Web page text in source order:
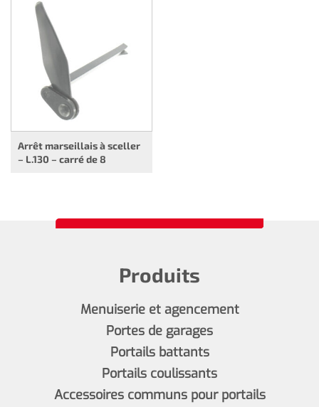
Arrêt marseillais à sceller
– L.130 – carré de 8
Produits
Menuiserie et agencement
Portes de garages
Portails battants
Portails coulissants
Accessoires communs pour portails